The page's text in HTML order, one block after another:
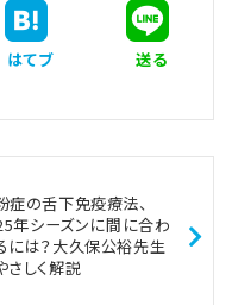
はてブ 送る
症の舌下免疫療法、
年シーズンに間に合わ
には？大久保公裕先生
さしく解説